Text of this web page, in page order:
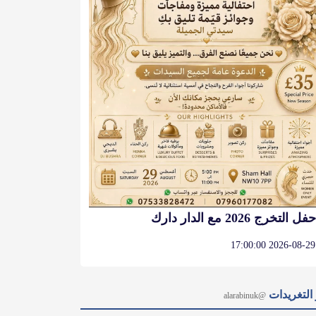
حفل التخرج 2026 مع الدار دارك
2026-08-29 17:00:00
@alarabinuk